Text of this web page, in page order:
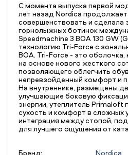
С момента выпуска первой
лет назад Nordica
совершенствовать и сделала
горнолыжных ботинок
Speedmachine 3 BOA 130 GW
технологию Tri-Force с
BOA. Tri-Force - это оболочка,
на основе нового жесткого
позволяющего облегчить
непревзойденный комфорт и
На внутреннике, размещены
улучшающие боковую
энергии, утеплитель Primaloft
сухость и комфорт в сложных
интеграция между стопой,
для лучшего ощущения от
Бренд:
Nordica